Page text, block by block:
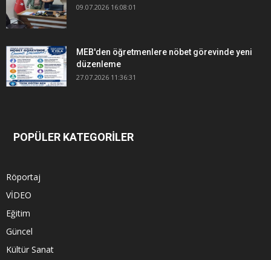
09.07.2026 16:08:01
MEB'den öğretmenlere nöbet görevinde yeni
düzenleme
27.07.2026 11:36:31
POPÜLER KATEGORİLER
Röportaj
VİDEO
Eğitim
Güncel
Kültür Sanat